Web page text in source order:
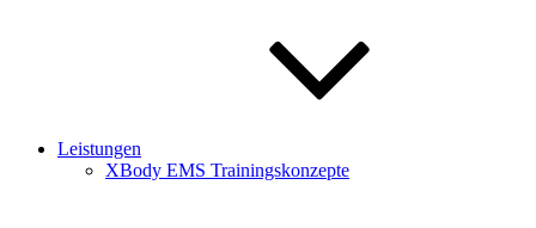
Leistungen
XBody EMS Trainingskonzepte